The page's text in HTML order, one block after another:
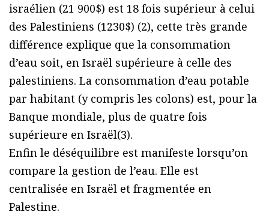
israélien (21 900$) est 18 fois supérieur à celui
des Palestiniens (1230$) (2), cette très grande
différence explique que la consommation
d’eau soit, en Israël supérieure à celle des
palestiniens. La consommation d’eau potable
par habitant (y compris les colons) est, pour la
Banque mondiale, plus de quatre fois
supérieure en Israël(3).
Enfin le déséquilibre est manifeste lorsqu’on
compare la gestion de l’eau. Elle est
centralisée en Israël et fragmentée en
Palestine.